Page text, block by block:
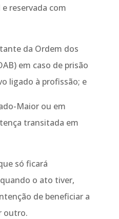
reservada com
da Ordem dos
em caso de prisão
ligado à profissão; e
Maior ou em
transitada em
só ficará
o ato tiver,
de beneficiar a
outro.